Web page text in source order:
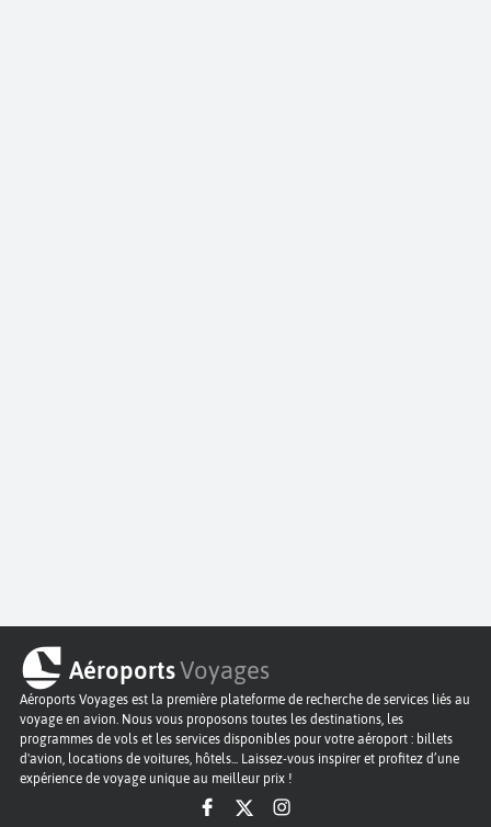
AéroportsVoyages
Aéroports Voyages est la première plateforme de recherche de services liés au
voyage en avion. Nous vous proposons toutes les destinations, les
programmes de vols et les services disponibles pour votre aéroport : billets
d'avion, locations de voitures, hôtels... Laissez-vous inspirer et profitez d’une
expérience de voyage unique au meilleur prix !